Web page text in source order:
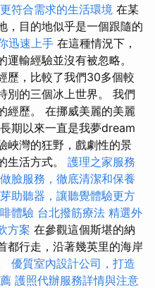
符合需求的生活環境 在某
，目的地似乎是一個跟隨的
迅速上手 在這種情況下，
輸經驗並沒有被忽略。
歷，比較了我們30多個較
別的三個冰上世界。 我們
經歷。 在挪威美麗的美麗
期以來一直是我夢dream
峽灣的狂野，戲劇性的景
生活方式。 護理之家服務
臉服務，徹底清潔和保養
助聽器，讓聽覺體驗更方
體驗 台北撥筋療法 精選外
方案 在參觀這個斯堪的納
都行走，沿著幾英里的海岸
優質室內設計公司，打造
護照代辦服務詳情與注意